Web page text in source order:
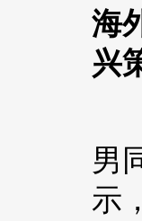
海
兴
男
示